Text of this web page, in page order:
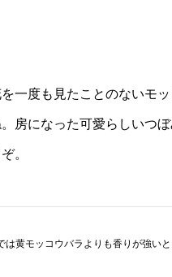
一度も見たことのないモ
になった可愛らしいつ
。